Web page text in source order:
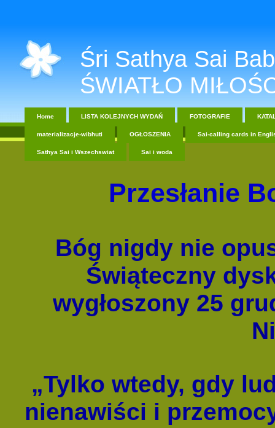
Śri Sathya Sai
ŚWIATŁO
Home LISTA KOLEJNYCH WYDAŃ FOTOGRAFIE
materializacje-wibhuti OGŁOSZENIA Sai-calling cards in
Sathya Sai i Wszechswiat Sai i woda
Przesłanie
Bóg nigdy nie
Świąteczny
wygłoszony 25
„Tylko wtedy, gdy
nienawiści i